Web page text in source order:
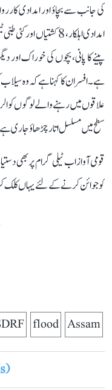
امدادی اہلکار، 8
پینے کا پانی، بچوں کی خوراک اور
ہے۔ افسران کا کہنا ہے کہ وہ
علاقوں میں رہنے والے لوگوں کو
سطح میں مسلسل اتار چڑھاؤ جاری
قومی آواز اب ٹیلی گرام پر بھی
کو جوائن کرنے کے لئے یہاں
Assam
flood